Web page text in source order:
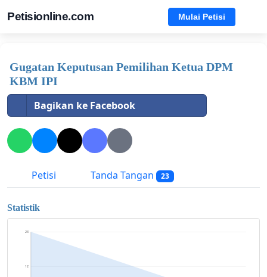
Petisionline.com Mulai Petisi
Gugatan Keputusan Pemilihan Ketua DPM
KBM IPI
Bagikan ke Facebook
Petisi Tanda Tangan 23
Statistik
12
23